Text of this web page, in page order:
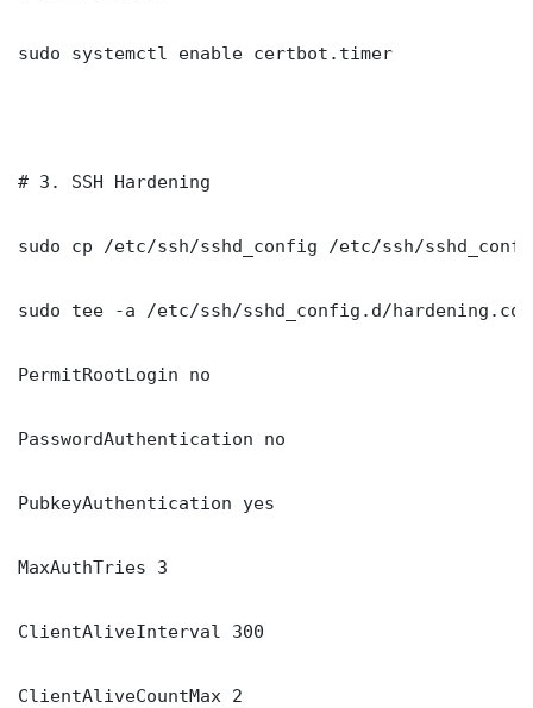
sudo systemctl enable certbot.timer
# 3. SSH Hardening
sudo cp /etc/ssh/sshd_config /etc/ssh/
sudo tee -a /etc/ssh/sshd_config.d/
PermitRootLogin no
PasswordAuthentication no
PubkeyAuthentication yes
MaxAuthTries 3
ClientAliveInterval 300
ClientAliveCountMax 2